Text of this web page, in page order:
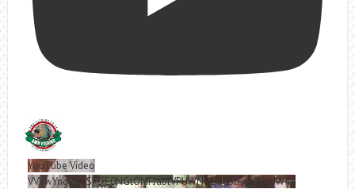
YouTube Video
VVVwYngyRjVSRDE0NGtOMFJablVPUWNBLjd0SlFxa0VoUW44